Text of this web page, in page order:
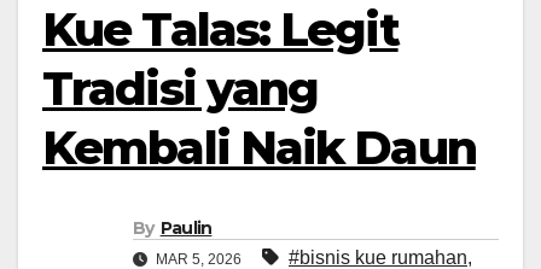
Kue Talas: Legit
Tradisi yang
Kembali Naik Daun
By Paulin
MAR 5, 2026 #bisnis kue rumahan,